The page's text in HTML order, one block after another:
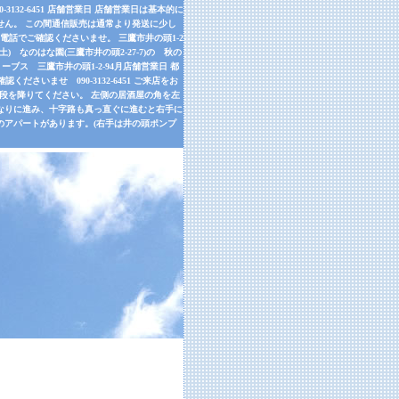
6451 店舗営業日 店舗営業日は基本的に
。 この間通信販売は通常より発送に少し
話でご確認くださいませ。 三鷹市井の頭1-2
なのはな園(三鷹市井の頭2-27-7)の 秋の
ーブス 三鷹市井の頭1-2-94月店舗営業日 都
認くださいませ 090-3132-6451 ご来店をお
降りてください。 左側の居酒屋の角を左
に進み、十字路も真っ直ぐに進むと右手に
パートがあります。(右手は井の頭ポンプ